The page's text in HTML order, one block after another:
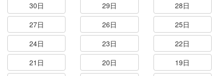
30日 29日
28日
27日
26日
25日
24日
23日
22日
21日
20日
19日